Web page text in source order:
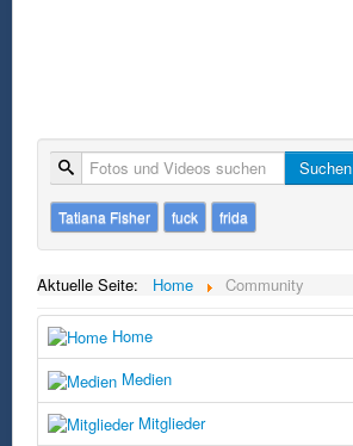
Suche Suchen
Tatiana Fisher fuck frida
Aktuelle Seite: Home Community
Home
Medien
Mitglieder